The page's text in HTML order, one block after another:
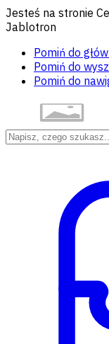
Jesteś na stronie
Jablotron
Pomiń do
Pomiń do
Pomiń do